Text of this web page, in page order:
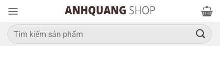
qua
nội
dung
Tìm
kiếm: